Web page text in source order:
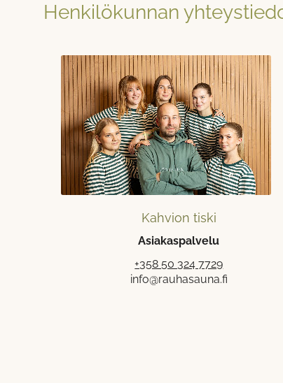
Henkilökunnan
Kahvion tiski
Asiakaspalvelu
+358 50 324 7729
info@rauhasauna.fi